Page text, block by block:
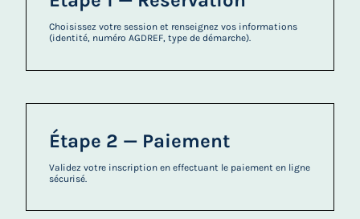
Choisissez votre session et renseignez vos informations
(identité, numéro AGDREF, type de démarche).
Étape 2 — Paiement
Validez votre inscription en effectuant le paiement en ligne
sécurisé.